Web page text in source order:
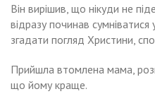
Він вирішив, що нікуди не
відразу починав сумніватися
згадати погляд Христини,
Прийшла втомлена мама,
що йому краще.